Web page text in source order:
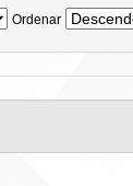
Ordenar